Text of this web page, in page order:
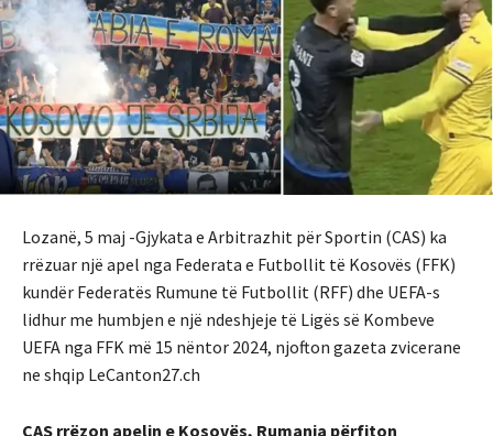
Lozanë, 5 maj -Gjykata e Arbitrazhit për Sportin (CAS) ka
rrëzuar një apel nga Federata e Futbollit të Kosovës (FFK)
kundër Federatës Rumune të Futbollit (RFF) dhe UEFA-s
lidhur me humbjen e një ndeshjeje të Ligës së Kombeve
UEFA nga FFK më 15 nëntor 2024, njofton gazeta zvicerane
ne shqip LeCanton27.ch
CAS rrëzon apelin e Kosovës, Rumania përfiton